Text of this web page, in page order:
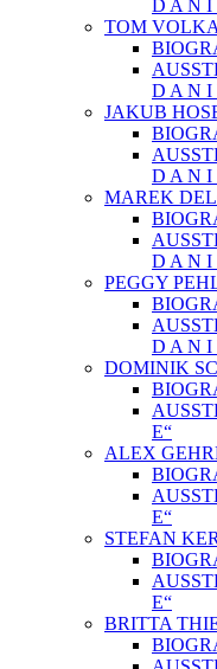
D A N I
TOM
D A N I
JAKUB
D A N I
MAREK
D A N I
PEGGY
D A N I
DOMINIK
E“
ALEX
E“
STEFAN
E“
BRITTA